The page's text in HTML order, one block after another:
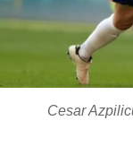
Cesar